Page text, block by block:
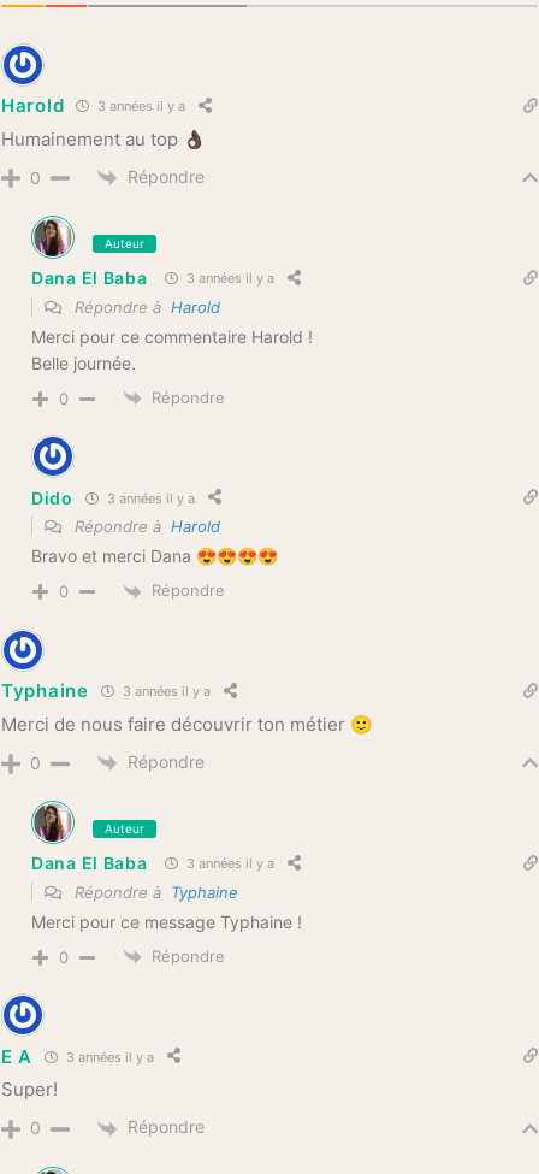
Harold 3 années il y a
Humainement au top 👌🏿
0 Répondre
Auteur
Dana El Baba 3 années il y a
Répondre à Harold
Merci pour ce commentaire Harold !
Belle journée.
0 Répondre
Dido 3 années il y a
Répondre à Harold
Bravo et merci Dana 😍😍😍😍
0 Répondre
Typhaine 3 années il y a
Merci de nous faire découvrir ton métier 🙂
0 Répondre
Auteur
Dana El Baba 3 années il y a
Répondre à Typhaine
Merci pour ce message Typhaine !
0 Répondre
E A 3 années il y a
Super!
0 Répondre